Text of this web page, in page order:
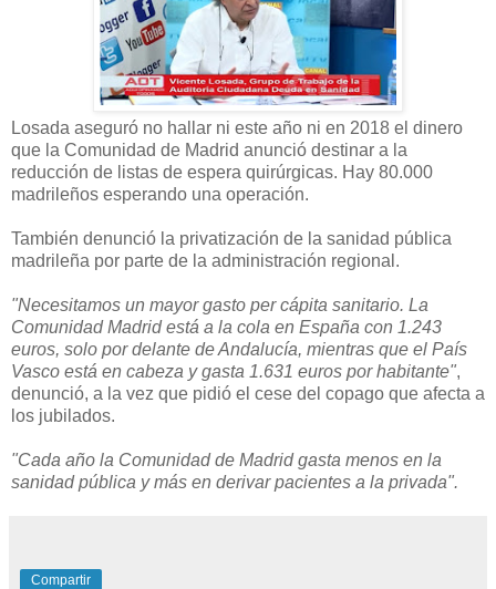
Losada aseguró no hallar ni este año ni en 2018 el dinero
que la Comunidad de Madrid anunció destinar a la
reducción de listas de espera quirúrgicas. Hay 80.000
madrileños esperando una operación.
También denunció la privatización de la sanidad pública
madrileña por parte de la administración regional.
"Necesitamos un mayor gasto per cápita sanitario. La
Comunidad Madrid está a la cola en España con 1.243
euros, solo por delante de Andalucía, mientras que el País
Vasco está en cabeza y gasta 1.631 euros por habitante",
denunció, a la vez que pidió el cese del copago que afecta a
los jubilados.
"Cada año la Comunidad de Madrid gasta menos en la
sanidad pública y más en derivar pacientes a la privada".
Compartir